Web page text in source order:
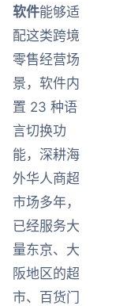
软件能够适
配这类跨境
零售经营场
景，软件内
置 23 种语
言切换功
能，深耕海
外华人商超
市场多年，
已经服务大
量东京、大
阪地区的超
市、百货门